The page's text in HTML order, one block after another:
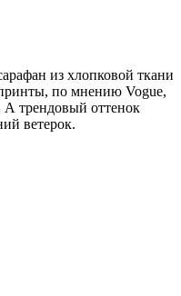
из хлопковой ткани
по мнению Vogue,
трендовый оттенок
ветерок.